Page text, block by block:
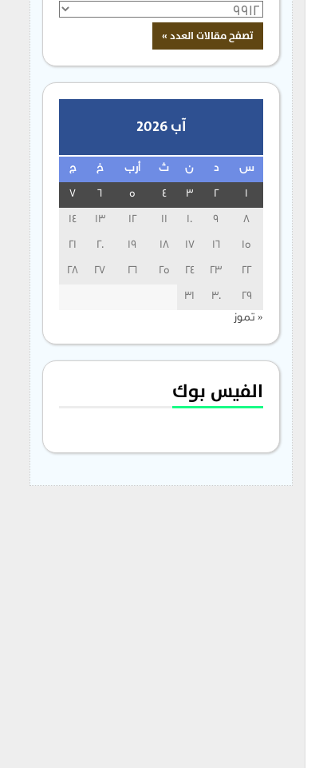
آب 2026
س د ن ث أرب خ ج
1
2
3
4
5
6
7
8
9
10
11
12
13
14
15
16
17
18
19
20
21
22
23
24
25
26
27
28
29
30
31
« تموز
الفيس بوك